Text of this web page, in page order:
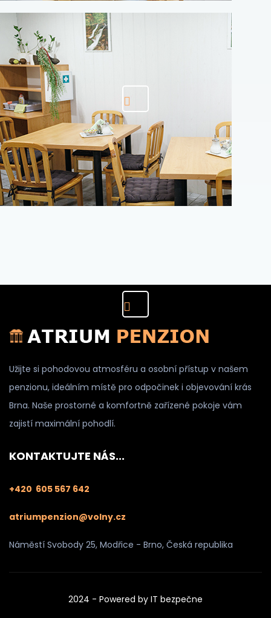
Užijte si pohodovou atmosféru a osobní přístup v našem
penzionu, ideálním místě pro odpočinek i objevování krás
Brna. Naše prostorné a komfortně zařízené pokoje vám
zajistí maximální pohodlí.
KONTAKTUJTE NÁS...
+420 605 567 642
atriumpenzion@volny.cz
Náměstí Svobody 25, Modřice - Brno, Česká republika
2024 - Powered by IT bezpečne